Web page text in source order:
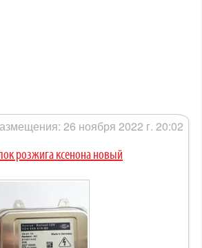
26 ноября 2022 г. 20:02
розжига ксенона новый